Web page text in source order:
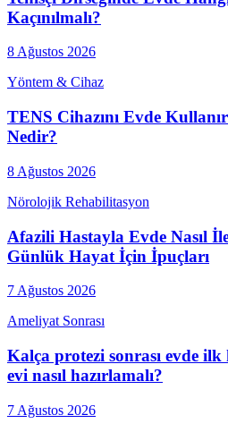
Kaçınılmalı?
8 Ağustos 2026
Yöntem & Cihaz
TENS Cihazını Evde
Nedir?
8 Ağustos 2026
Nörolojik Rehabilitasyon
Afazili Hastayla Evde Nasıl
Günlük Hayat İçin İpuçları
7 Ağustos 2026
Ameliyat Sonrası
Kalça protezi sonrası evde ilk
evi nasıl hazırlamalı?
7 Ağustos 2026